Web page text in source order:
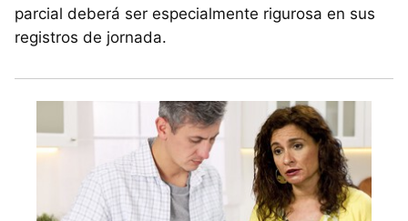
parcial deberá ser especialmente rigurosa en sus
registros de jornada.